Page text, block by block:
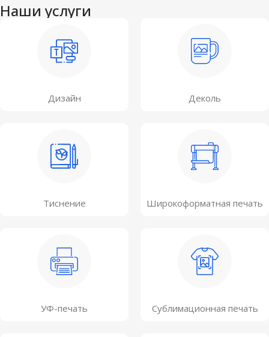
Наши услуги
Дизайн Деколь
Тиснение Широкоформатная печать
УФ-печать Сублимационная печать